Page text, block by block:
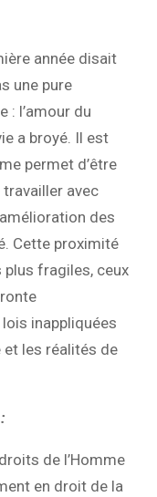
année disait
une pure
: l’amour du
a broyé. Il est
permet d’être
avec
des
Cette proximité
plus fragiles, ceux
inappliquées
les réalités de
de l’Homme
en droit de la